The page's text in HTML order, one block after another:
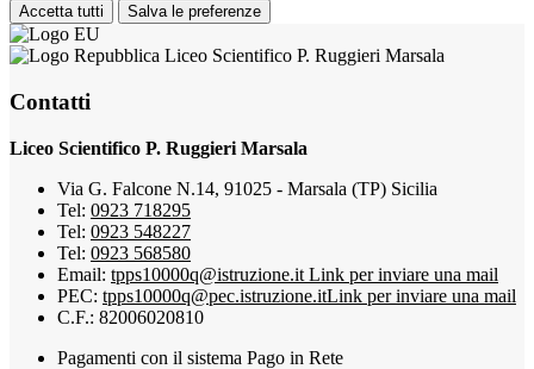
Accetta tutti Salva le preferenze
Liceo Scientifico P. Ruggieri Marsala
Contatti
Liceo Scientifico P. Ruggieri Marsala
Via G. Falcone N.14, 91025 - Marsala (TP) Sicilia
Tel: 0923 718295
Tel: 0923 548227
Tel: 0923 568580
Email: tpps10000q@istruzione.it Link per inviare una mail
PEC: tpps10000q@pec.istruzione.itLink per inviare una mail
C.F.: 82006020810
Pagamenti con il sistema Pago in Rete